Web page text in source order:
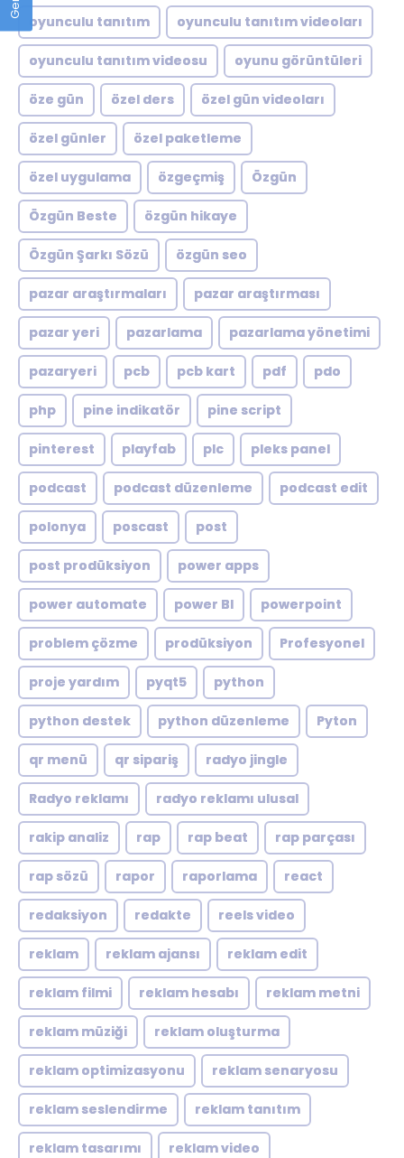
oyunculu tanıtım oyunculu tanıtım videoları
oyunculu tanıtım videosu oyunu görüntüleri
öze gün özel ders özel gün videoları
özel günler özel paketleme
özel uygulama özgeçmiş Özgün
Özgün Beste özgün hikaye
Özgün Şarkı Sözü özgün seo
pazar araştırmaları pazar araştırması
pazar yeri pazarlama pazarlama yönetimi
pazaryeri pcb pcb kart pdf pdo
php pine indikatör pine script
pinterest playfab plc pleks panel
podcast podcast düzenleme podcast edit
polonya poscast post
post prodüksiyon power apps
power automate power BI powerpoint
problem çözme prodüksiyon Profesyonel
proje yardım pyqt5 python
python destek python düzenleme Pyton
qr menü qr sipariş radyo jingle
Radyo reklamı radyo reklamı ulusal
rakip analiz rap rap beat rap parçası
rap sözü rapor raporlama react
redaksiyon redakte reels video
reklam reklam ajansı reklam edit
reklam filmi reklam hesabı reklam metni
reklam müziği reklam oluşturma
reklam optimizasyonu reklam senaryosu
reklam seslendirme reklam tanıtım
reklam tasarımı reklam video